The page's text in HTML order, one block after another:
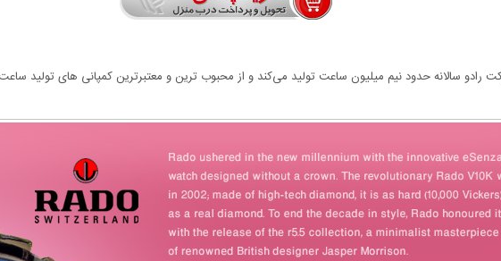
سالانه حدود نیم میلیون ساعت تولید می‌کند و از محبوب ترین و معتبرترین کمپانی های تولید